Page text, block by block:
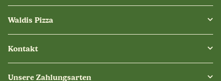
Waldis Pizza
Kontakt
Unsere Zahlungsarten